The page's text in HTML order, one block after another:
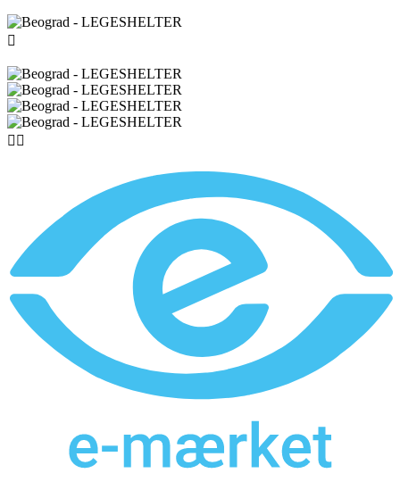

 